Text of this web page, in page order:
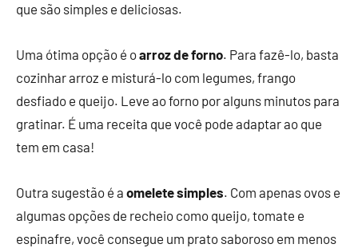
que são simples e deliciosas.
Uma ótima opção é oarroz de forno. Para fazê-lo, basta
cozinhar arroz e misturá-lo com legumes, frango
desfiado e queijo. Leve ao forno por alguns minutos para
gratinar. É uma receita que você pode adaptar ao que
tem em casa!
Outra sugestão é a omelete simples. Com apenas ovos e
algumas opções de recheio como queijo, tomate e
espinafre, você consegue um prato saboroso em menos